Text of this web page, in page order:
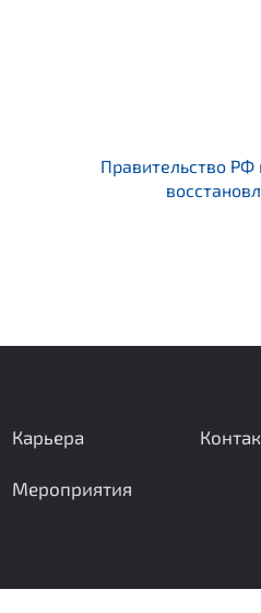
Правительство РФ
Карьера
Мероприятия